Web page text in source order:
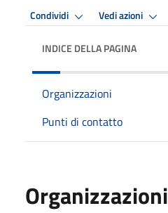
Condividi Vedi azioni
INDICE DELLA PAGINA
Organizzazioni
Punti di contatto
Organizzazioni